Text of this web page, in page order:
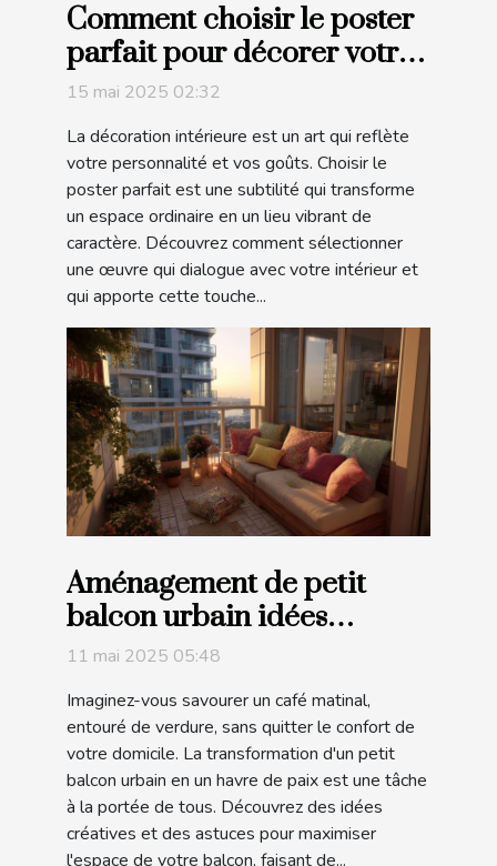
Comment choisir le poster
parfait pour décorer votre
intérieur
15 mai 2025 02:32
La décoration intérieure est un art qui reflète
votre personnalité et vos goûts. Choisir le
poster parfait est une subtilité qui transforme
un espace ordinaire en un lieu vibrant de
caractère. Découvrez comment sélectionner
une œuvre qui dialogue avec votre intérieur et
qui apporte cette touche...
Aménagement de petit
balcon urbain idées
créatives et astuces pour
maximiser l'espace
11 mai 2025 05:48
Imaginez-vous savourer un café matinal,
entouré de verdure, sans quitter le confort de
votre domicile. La transformation d'un petit
balcon urbain en un havre de paix est une tâche
à la portée de tous. Découvrez des idées
créatives et des astuces pour maximiser
l'espace de votre balcon, faisant de...